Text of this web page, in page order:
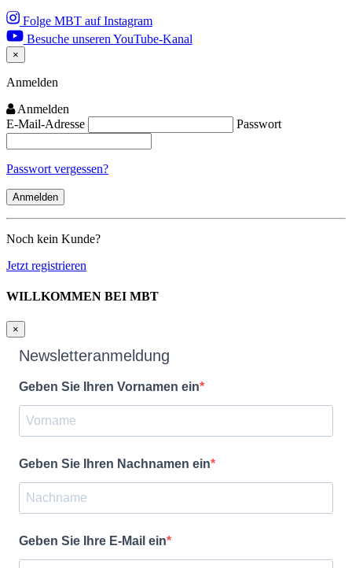
Folge MBT auf Instagram
Besuche unseren YouTube-Kanal
×
Close
Anmelden
Anmelden
E-Mail-Adresse
Passwort
Passwort vergessen?
Noch kein Kunde?
Jetzt registrieren
WILLKOMMEN BEI MBT
×
Newsletteranmeldung
Geben Sie Ihren Vornamen ein
Geben Sie Ihren Nachnamen ein
Geben Sie Ihre E-Mail ein